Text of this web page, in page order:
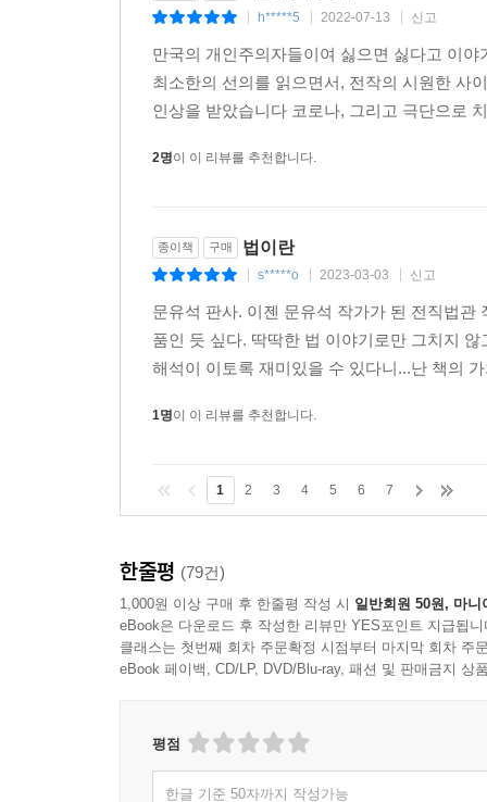
h*****5 2022-07-13 신고
만국의 개인주의자들이여 싫으면 싫다고 이
최소한의 선의를 읽으면서, 전작의 시원한 사
인상을 받았습니다 코로나, 그리고 극단으로
2명이 이 리뷰를 추천합니다.
종이책 구매 법이란
s*****o 2023-03-03 신고
문유석 판사. 이젠 문유석 작가가 된 전직법
품인 듯 싶다. 딱딱한 법 이야기로만 그치지
해석이 이토록 재미있을 수 있다니...난 책의
1명이 이 리뷰를 추천합니다.
1 2 3 4 5 6 7
한줄평 (79건)
1,000원 이상 구매 후 한줄평 작성 시 일반회원 50원, 마니
eBook은 다운로드 후 작성한 리뷰만 YES포인트 지급됩니
클래스는 첫번째 회차 주문확정 시점부터 마지막 회차 주
eBook 페이백, CD/LP, DVD/Blu-ray, 패션 및 판매금지 상
평점
한글 기준 50자까지 작성가능